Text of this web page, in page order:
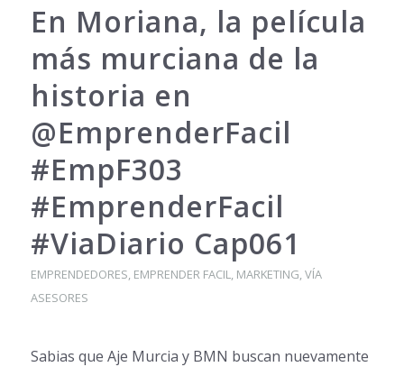
En Moriana, la película
más murciana de la
historia en
@EmprenderFacil
#EmpF303
#EmprenderFacil
#ViaDiario Cap061
EMPRENDEDORES, EMPRENDER FACIL, MARKETING,VÍA
ASESORES
Sabias que Aje Murcia y BMN buscan nuevamente